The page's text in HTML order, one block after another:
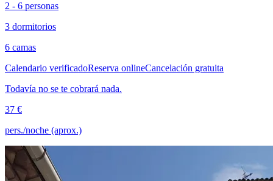
2 - 6 personas
3 dormitorios
6 camas
Calendario verificadoReserva onlineCancelación gratuita
Todavía no se te cobrará nada.
37 €
pers./noche (aprox.)